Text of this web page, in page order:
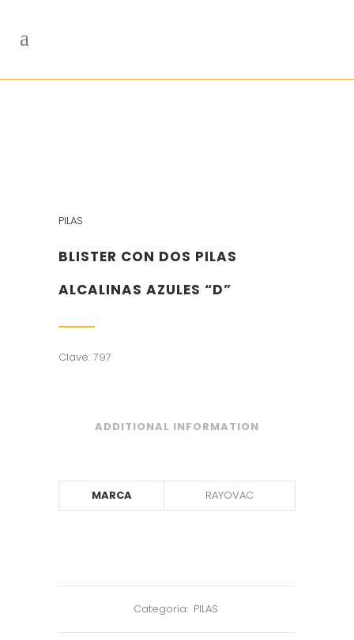
PILAS
BLISTER CON DOS PILAS
ALCALINAS AZULES “D”
Clave: 797
ADDITIONAL INFORMATION
MARCA RAYOVAC
Categoría: PILAS